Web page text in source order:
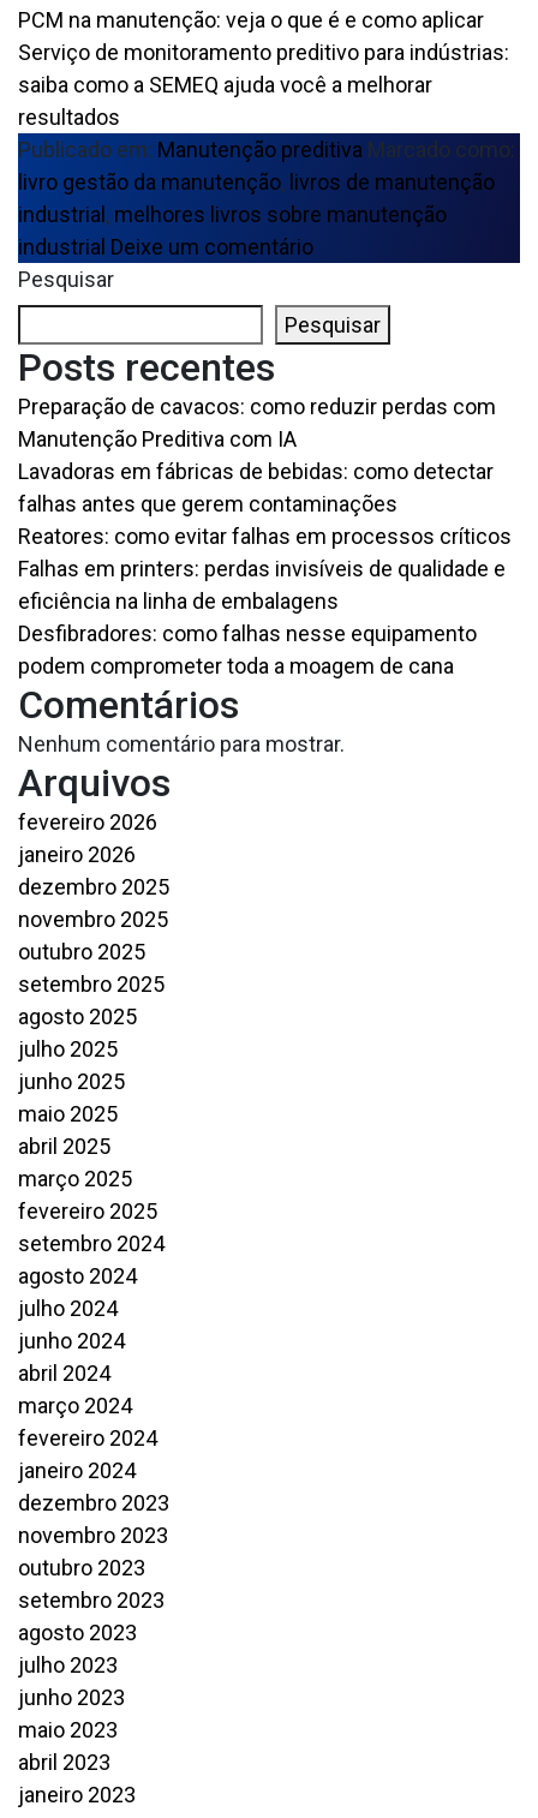
PCM na manutenção: veja o que é e como aplicar
Serviço de monitoramento preditivo para indústrias:
saiba como a SEMEQ ajuda você a melhorar
resultados
Publicado em: Manutenção preditiva Marcado como:
livro gestão da manutenção, livros de manutenção
industrial , melhores livros sobre manutenção
industrial Deixe um comentário
Pesquisar
Pesquisar
Posts recentes
Preparação de cavacos: como reduzir perdas com
Manutenção Preditiva com IA
Lavadoras em fábricas de bebidas: como detectar
falhas antes que gerem contaminações
Reatores: como evitar falhas em processos críticos
Falhas em printers: perdas invisíveis de qualidade e
eficiência na linha de embalagens
Desfibradores: como falhas nesse equipamento
podem comprometer toda a moagem de cana
Comentários
Nenhum comentário para mostrar.
Arquivos
fevereiro 2026
janeiro 2026
dezembro 2025
novembro 2025
outubro 2025
setembro 2025
agosto 2025
julho 2025
junho 2025
maio 2025
abril 2025
março 2025
fevereiro 2025
setembro 2024
agosto 2024
julho 2024
junho 2024
abril 2024
março 2024
fevereiro 2024
janeiro 2024
dezembro 2023
novembro 2023
outubro 2023
setembro 2023
agosto 2023
julho 2023
junho 2023
maio 2023
abril 2023
janeiro 2023